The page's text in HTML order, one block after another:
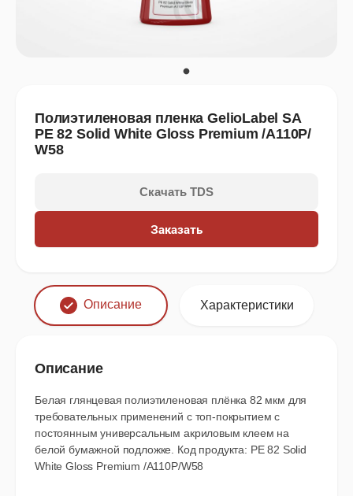
Полиэтиленовая пленка GelioLabel SA
PE 82 Solid White Gloss Premium /A110P/
W58
Скачать TDS
Заказать
Описание Характеристики
Описание
Белая глянцевая полиэтиленовая плёнка 82 мкм для
требовательных применений с топ-покрытием с
постоянным универсальным акриловым клеем на
белой бумажной подложке. Код продукта: PE 82 Solid
White Gloss Premium /A110P/W58